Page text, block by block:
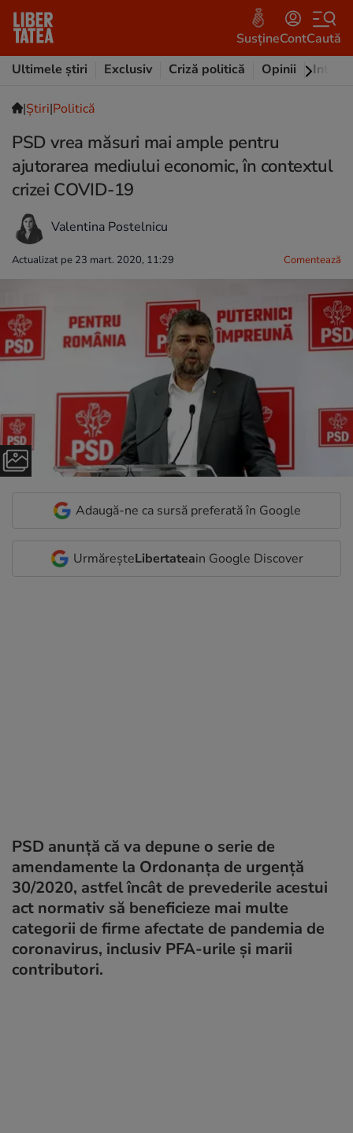
SusțineContCaută
Ultimele știri
Exclusiv Criză politică Opinii
|Ştiri|Politică
PSD vrea măsuri mai ample pentru
ajutorarea mediului economic, în contextul
crizei COVID-19
Valentina Postelnicu
Actualizat pe 23 mart. 2020, 11:29 Comentează
Adaugă-ne ca sursă preferată în Google
UrmăreșteLibertateain Google Discover
PSD anunţă că va depune o serie de
amendamente la Ordonanţa de urgenţă
30/2020, astfel încât de prevederile acestui
act normativ să beneficieze mai multe
categorii de firme afectate de pandemia de
coronavirus, inclusiv PFA-urile şi marii
contributori.